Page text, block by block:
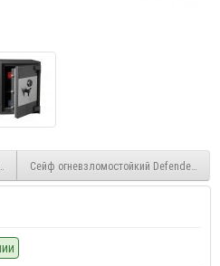
228 XS EL
Сейф огневзломостойкий Defender Pro